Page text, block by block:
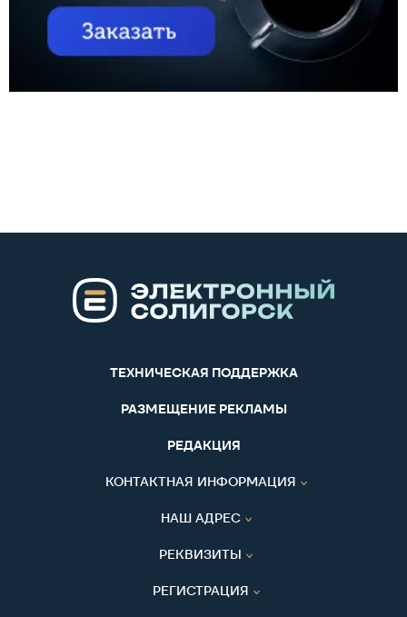
ТЕХНИЧЕСКАЯ ПОДДЕРЖКА
РАЗМЕЩЕНИЕ РЕКЛАМЫ
РЕДАКЦИЯ
КОНТАКТНАЯ ИНФОРМАЦИЯ
НАШ АДРЕС
РЕКВИЗИТЫ
РЕГИСТРАЦИЯ